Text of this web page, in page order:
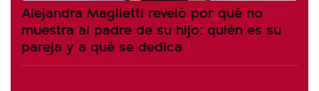
Alejandra Maglietti reveló por qué no
muestra al padre de su hijo: quién es su
pareja y a qué se dedica